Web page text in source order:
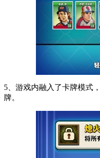
5、游戏内融入了卡牌模式
牌。